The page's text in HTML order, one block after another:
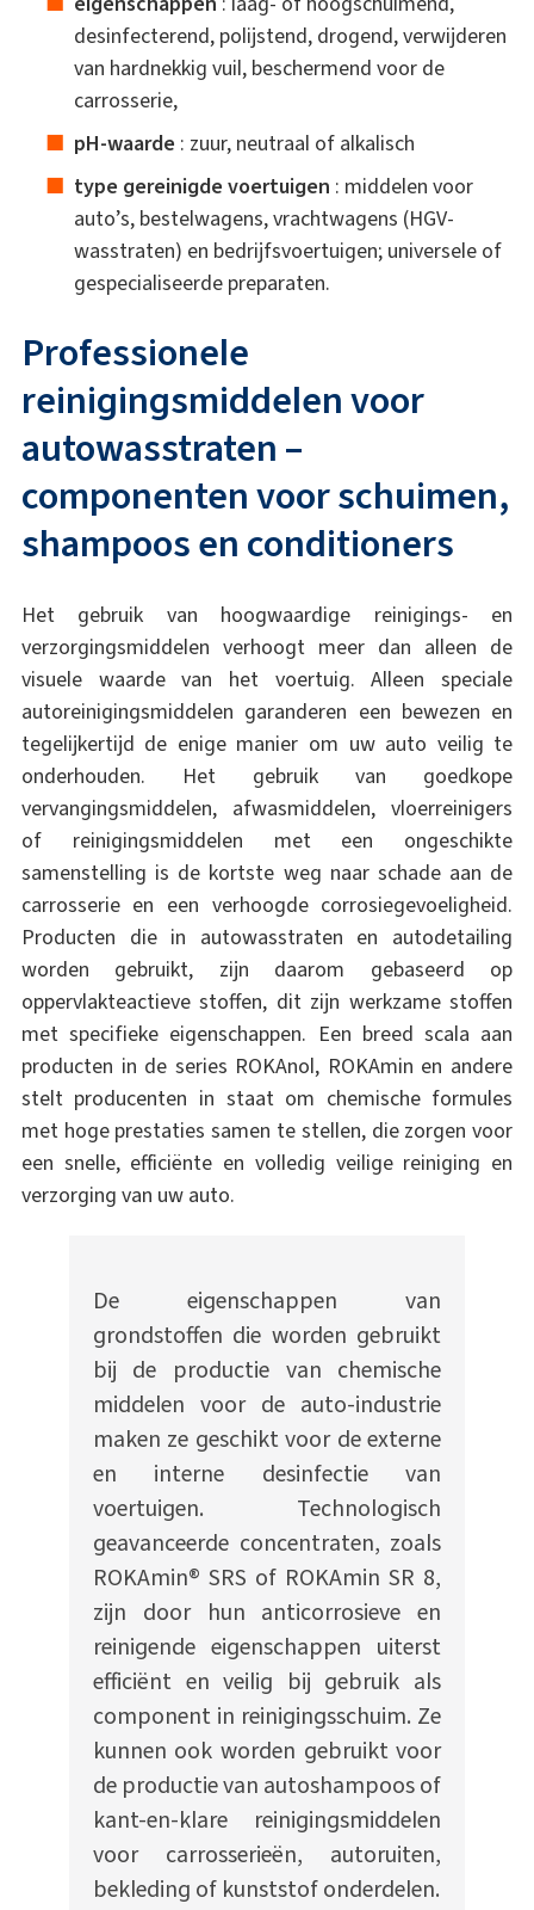
desinfecterend, polijstend, drogend, verwijderen
van hardnekkig vuil, beschermend voor de
carrosserie,
pH-waarde : zuur, neutraal of alkalisch
type gereinigde voertuigen : middelen voor
auto’s, bestelwagens, vrachtwagens (HGV-
wasstraten) en bedrijfsvoertuigen; universele of
gespecialiseerde preparaten.
Professionele
reinigingsmiddelen voor
autowasstraten –
componenten voor schuimen,
shampoos en conditioners
Het gebruik van hoogwaardige reinigings- en
verzorgingsmiddelen verhoogt meer dan alleen de
visuele waarde van het voertuig. Alleen speciale
autoreinigingsmiddelen garanderen een bewezen en
tegelijkertijd de enige manier om uw auto veilig te
onderhouden. Het gebruik van goedkope
vervangingsmiddelen, afwasmiddelen, vloerreinigers
of reinigingsmiddelen met een ongeschikte
samenstelling is de kortste weg naar schade aan de
carrosserie en een verhoogde corrosiegevoeligheid.
Producten die in autowasstraten en autodetailing
worden gebruikt, zijn daarom gebaseerd op
oppervlakteactieve stoffen, dit zijn werkzame stoffen
met specifieke eigenschappen. Een breed scala aan
producten in de series ROKAnol, ROKAmin en andere
stelt producenten in staat om chemische formules
met hoge prestaties samen te stellen, die zorgen voor
een snelle, efficiënte en volledig veilige reiniging en
verzorging van uw auto.
De eigenschappen van
grondstoffen die worden gebruikt
bij de productie van chemische
middelen voor de auto-industrie
maken ze geschikt voor de externe
en interne desinfectie van
voertuigen. Technologisch
geavanceerde concentraten, zoals
ROKAmin® SRS of ROKAmin SR 8,
zijn door hun anticorrosieve en
reinigende eigenschappen uiterst
efficiënt en veilig bij gebruik als
component in reinigingsschuim. Ze
kunnen ook worden gebruikt voor
de productie van autoshampoos of
kant-en-klare reinigingsmiddelen
voor carrosserieën, autoruiten,
bekleding of kunststof onderdelen.